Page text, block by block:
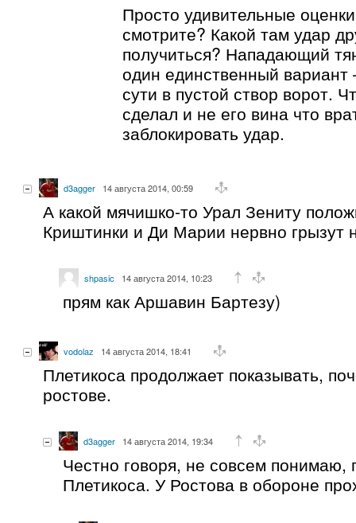
Просто удивительные
смотрите? Какой там удар
получиться? Нападающий
один единственный
сути в пустой створ ворот.
сделал и не его вина что
заблокировать удар.
d3agger 14 августа 2014, 00:59
А какой мячишко-то Урал Зениту
Криштинки и Ди Марии нервно грызут
shpasic 14 августа 2014, 10:23
прям как Аршавин Бартезу)
vodolaz 14 августа 2014, 18:41
Плетикоса продолжает показывать,
ростове.
d3agger 14 августа 2014, 19:34
Честно говоря, не совсем понимаю,
Плетикоса. У Ростова в обороне